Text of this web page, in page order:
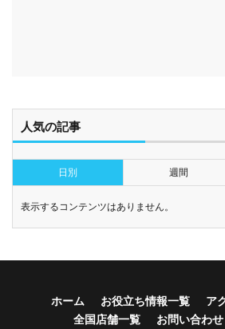
人気の記事
日別 週間
表示するコンテンツはありません。
ホーム お役立ち情報一覧
ア
全国店舗一覧
お問い合わせ